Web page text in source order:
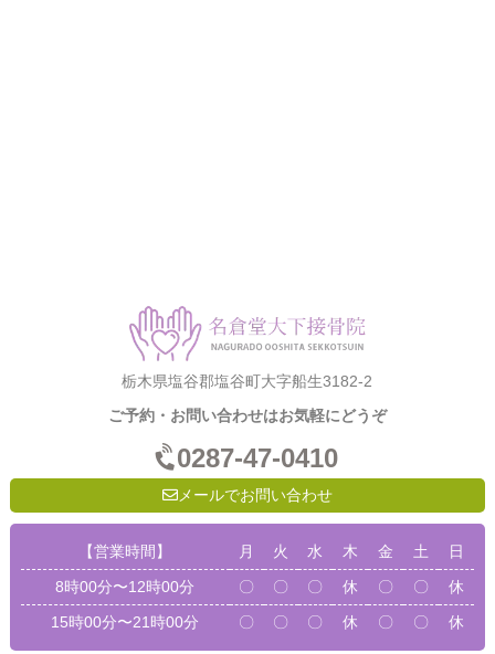
栃木県塩谷郡塩谷町大字船生3182-2
ご予約・お問い合わせはお気軽にどうぞ
0287-47-0410
メールでお問い合わせ
【営業時間】 月 火 水 木 金 土
日
8時00分〜12時00分
〇 〇 〇 休 〇 〇
休
15時00分〜21時00分
〇 〇 〇 休 〇 〇 休